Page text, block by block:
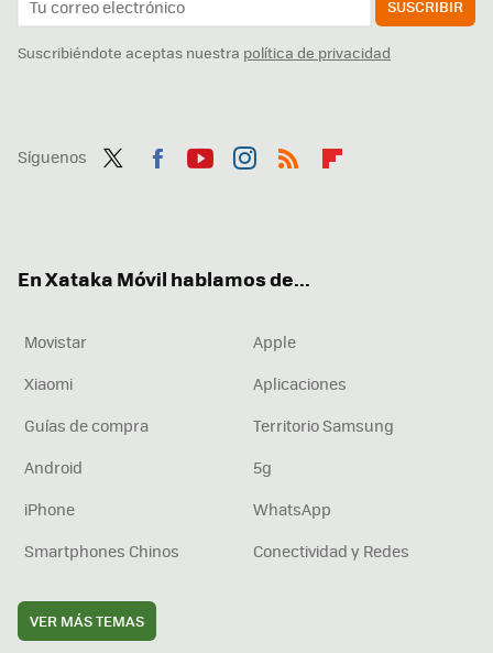
SUSCRIBIR
Suscribiéndote aceptas nuestra política de privacidad
Síguenos
En Xataka Móvil hablamos de...
Movistar
Apple
Xiaomi
Aplicaciones
Guías de compra
Territorio Samsung
Android
5g
iPhone
WhatsApp
Smartphones Chinos
Conectividad y Redes
VER MÁS TEMAS